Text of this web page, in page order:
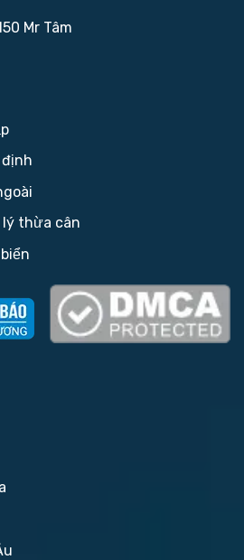
Mr Tâm
lý thừa cân